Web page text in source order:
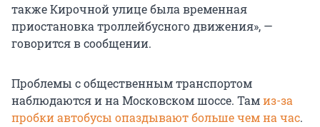
также Кирочной улице была временная
приостановка троллейбусного движения», —
говорится в сообщении.
Проблемы с общественным транспортом
наблюдаются и на Московском шоссе. Тамиз-за
пробки автобусы опаздывают больше чем на час.